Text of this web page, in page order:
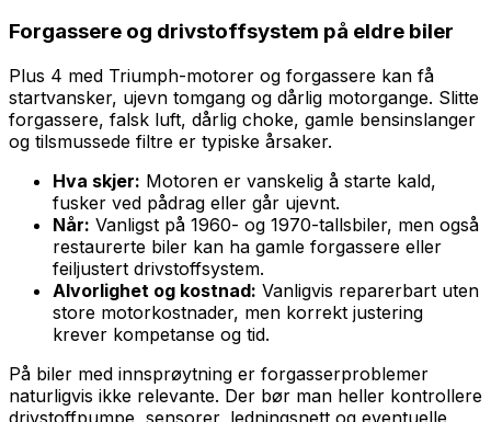
Forgassere og drivstoffsystem på eldre biler
Plus 4 med Triumph-motorer og forgassere kan få
startvansker, ujevn tomgang og dårlig motorgange. Slitte
forgassere, falsk luft, dårlig choke, gamle bensinslanger
og tilsmussede filtre er typiske årsaker.
Hva skjer: Motoren er vanskelig å starte kald,
fusker ved pådrag eller går ujevnt.
Når: Vanligst på 1960- og 1970-tallsbiler, men også
restaurerte biler kan ha gamle forgassere eller
feiljustert drivstoffsystem.
Alvorlighet og kostnad: Vanligvis reparerbart uten
store motorkostnader, men korrekt justering
krever kompetanse og tid.
På biler med innsprøytning er forgasserproblemer
naturligvis ikke relevante. Der bør man heller kontrollere